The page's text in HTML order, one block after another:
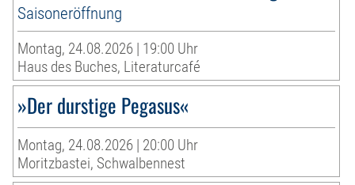
Saisoneröffnung
Montag, 24.08.2026 | 19:00 Uhr
Haus des Buches, Literaturcafé
»Der durstige Pegasus«
Montag, 24.08.2026 | 20:00 Uhr
Moritzbastei, Schwalbennest